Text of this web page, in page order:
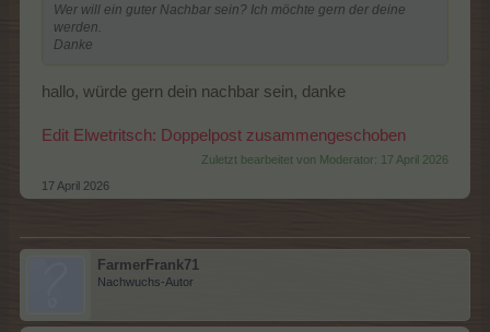
Wer will ein guter Nachbar sein? Ich möchte gern der deine
werden.
Danke
hallo, würde gern dein nachbar sein, danke
Edit Elwetritsch: Doppelpost zusammengeschoben
Zuletzt bearbeitet von Moderator: 17 April 2026
17 April 2026
FarmerFrank71
Nachwuchs-Autor